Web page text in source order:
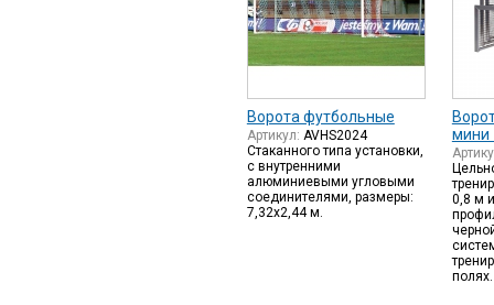
Ворота футбольные
Артикул: AVHS2024
Стаканного типа установки,
с внутренними
алюминиевыми угловыми
соединителями, размеры:
7,32х2,44 м.
мини
0,8 м
полях.